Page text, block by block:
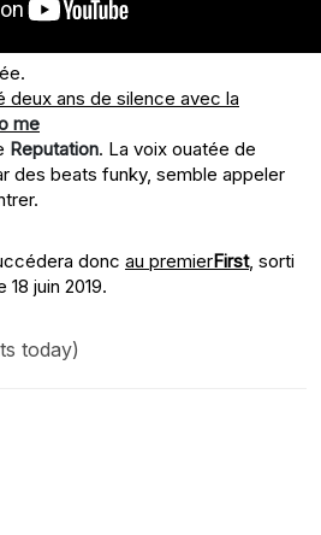
deux ans de silence avec la
me
Reputation. La voix ouatée de
des beats funky, semble appeler
donc au premierFirst, sorti
18 juin 2019.
today)